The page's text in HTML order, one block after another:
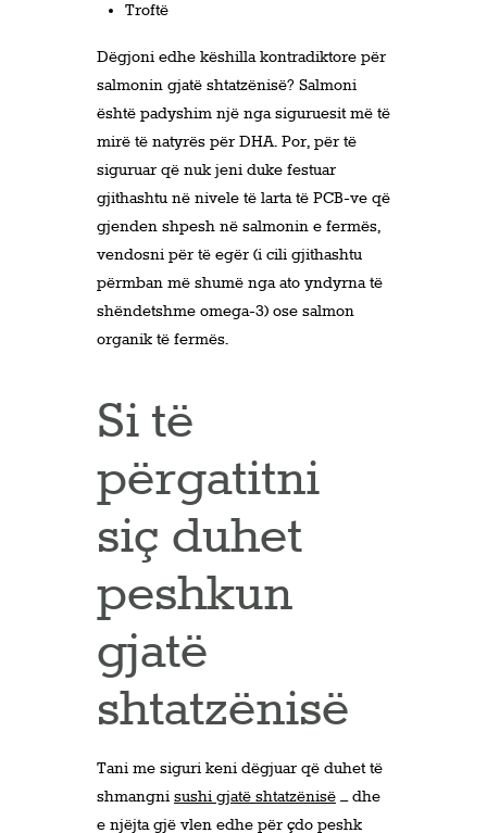
Troftë
Dëgjoni edhe këshilla kontradiktore për
salmonin gjatë shtatzënisë? Salmoni
është padyshim një nga siguruesit më të
mirë të natyrës për DHA. Por, për të
siguruar që nuk jeni duke festuar
gjithashtu në nivele të larta të PCB-ve që
gjenden shpesh në salmonin e fermës,
vendosni për të egër (i cili gjithashtu
përmban më shumë nga ato yndyrna të
shëndetshme omega-3) ose salmon
organik të fermës.
Si të
përgatitni
siç duhet
peshkun
gjatë
shtatzënisë
Tani me siguri keni dëgjuar që duhet të
shmangni sushi gjatë shtatzënisë – dhe
e njëjta gjë vlen edhe për çdo peshk